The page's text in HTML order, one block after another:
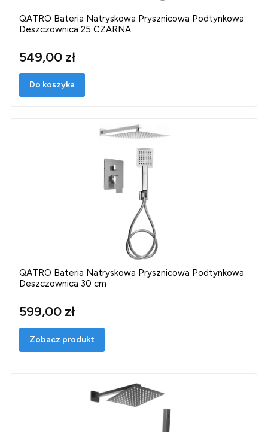
QATRO Bateria Natryskowa Prysznicowa Podtynkowa
Deszczownica 25 CZARNA
549,00 zł
Do koszyka
QATRO Bateria Natryskowa Prysznicowa Podtynkowa
Deszczownica 30 cm
599,00 zł
Zobacz produkt